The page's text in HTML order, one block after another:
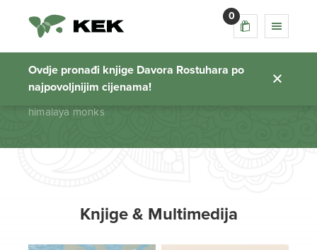
0
Ovdje pronađi knjige Davora Rostuhara po
najpovoljnijim cijenama!
himalaya monks
Početna stranica
himalaya monks
Knjige & Multimedija